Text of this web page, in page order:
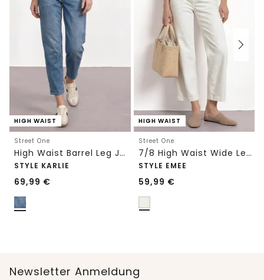
HIGH WAIST
Street One
High Waist Barrel Leg Jeans im Loose Fit
STYLE KARLIE
69,99 €
HIGH WAIST
Street One
7/8 High Waist Wide Leg Jeans im Loose Fit
STYLE EMEE
59,99 €
Newsletter Anmeldung